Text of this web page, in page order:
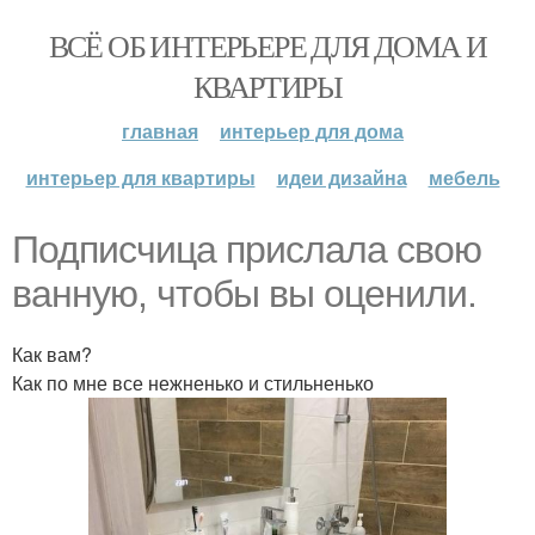
ВСЁ ОБ ИНТЕРЬЕРЕ ДЛЯ ДОМА И
КВАРТИРЫ
главная
интерьер для дома
интерьер для квартиры
идеи дизайна мебель
Подписчица прислала свою
ванную, чтобы вы оценили.
Как вам?
Как по мне все нежненько и стильненько